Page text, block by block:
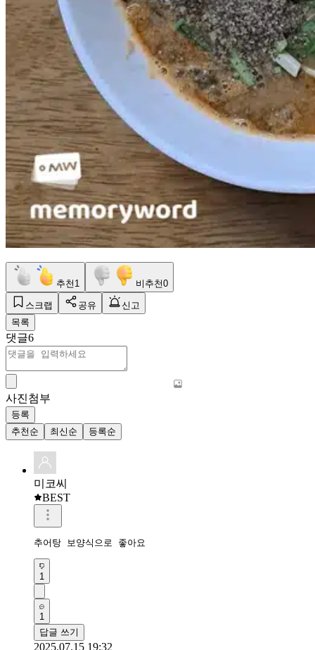
추천 1 비추천0
스크랩 공유
신고
목록
댓글6
사진첨부
등록
추천순
최신순 등록순
미코씨
BEST
추어탕 보양식으로 좋아요
1
1
답글 쓰기
2025.07.15 19:32